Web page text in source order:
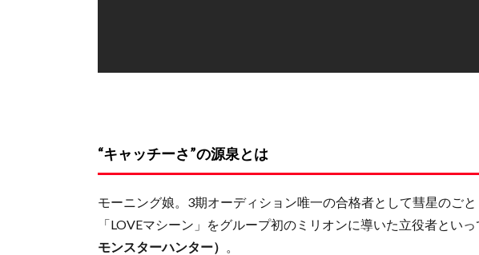
“キャッチーさ”の源泉とは
モーニング娘。3期オーディション唯一の合格者として彗星のご
「LOVEマシーン」をグループ初のミリオンに導いた立役者といっ
モンスターハンター） 。